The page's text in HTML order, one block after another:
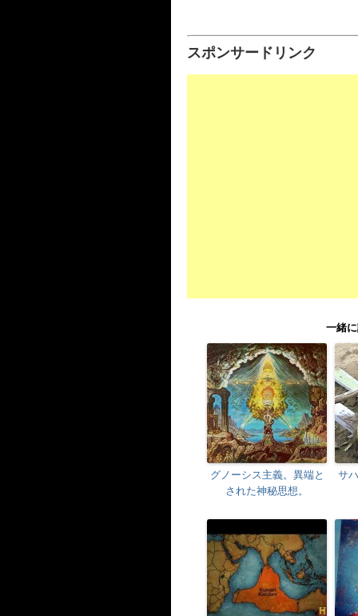
スポンサードリンク
一緒
グノーシス主義。異端と
された神秘思想。
サ